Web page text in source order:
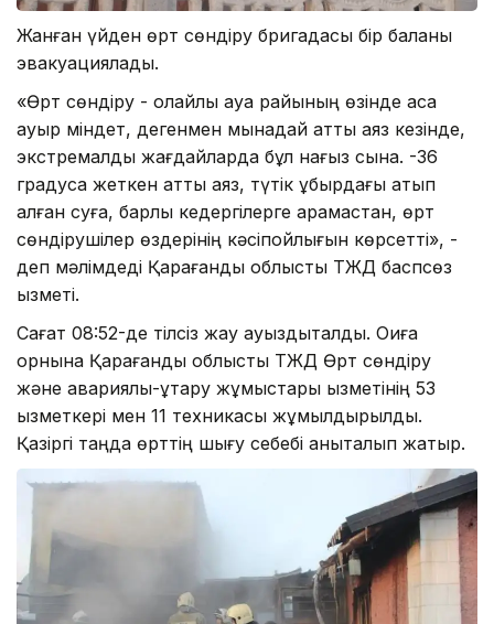
Жанған үйден өрт сөндіру бригадасы бір баланы
эвакуациялады.
«Өрт сөндіру - қолайлы ауа райының өзінде аса
ауыр міндет, дегенмен мынадай қатты аяз кезінде,
экстремалды жағдайларда бұл нағыз сынақ. -36
градусқа жеткен қатты аяз, түтік құбырдағы қатып
қалған суға, барлық кедергілерге қарамастан, өрт
сөндірушілер өздерінің кәсіпқойлығын көрсетті», -
деп мәлімдеді Қарағанды облыстық ТЖД баспсөз
қызметі.
Сағат 08:52-де тілсіз жау ауыздықталды. Оқиға
орнына Қарағанды облыстық ТЖД Өрт сөндіру
және авариялық-құтқару жұмыстары қызметінің 53
қызметкері мен 11 техникасы жұмылдырылды.
Қазіргі таңда өрттің шығу себебі анықталып жатыр.